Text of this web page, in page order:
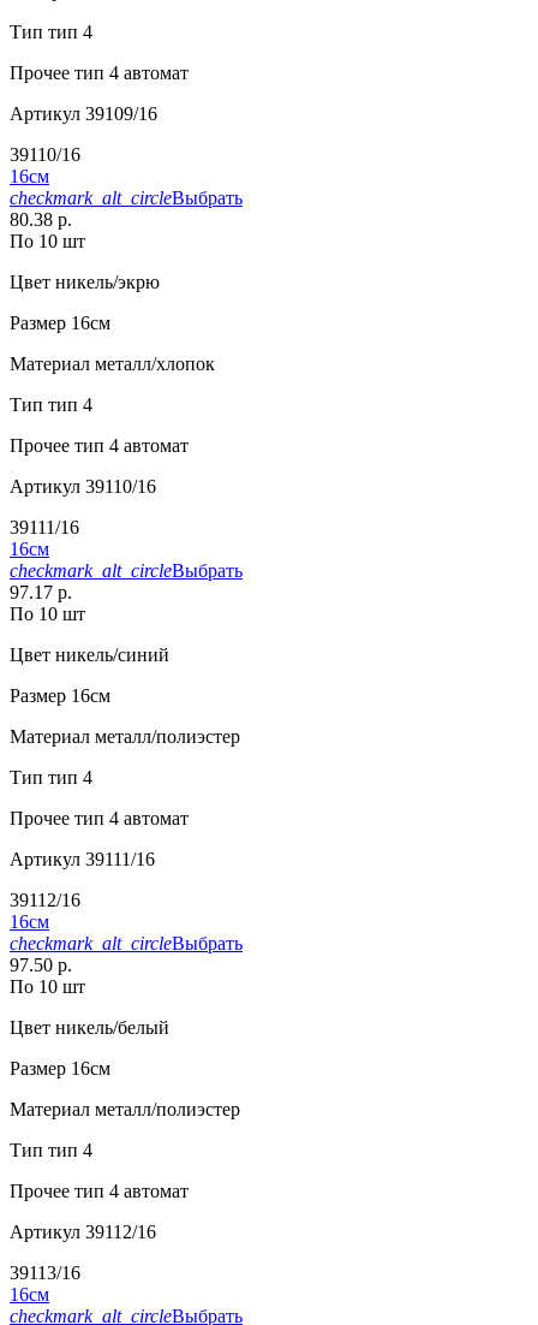
Тип тип 4
Прочее тип 4 автомат
Артикул 39109/16
39110/16
16см
checkmark_alt_circleВыбрать
80.38 р.
По 10 шт
Цвет никель/экрю
Размер 16см
Материал металл/хлопок
Тип тип 4
Прочее тип 4 автомат
Артикул 39110/16
39111/16
16см
checkmark_alt_circleВыбрать
97.17 р.
По 10 шт
Цвет никель/синий
Размер 16см
Материал металл/полиэстер
Тип тип 4
Прочее тип 4 автомат
Артикул 39111/16
39112/16
16см
checkmark_alt_circleВыбрать
97.50 р.
По 10 шт
Цвет никель/белый
Размер 16см
Материал металл/полиэстер
Тип тип 4
Прочее тип 4 автомат
Артикул 39112/16
39113/16
16см
checkmark_alt_circleВыбрать